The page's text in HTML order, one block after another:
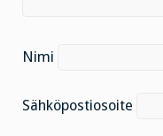
Nimi
Sähköpostiosoite